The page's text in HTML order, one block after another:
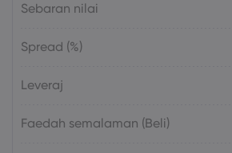
US-EU Relations: Russia Sanctions Unite
Emma Rose
Overheating, U.S. Trade Policy Risk
Sebaran nilai
Spread (%)
Leveraj
Faedah semalaman (Beli)